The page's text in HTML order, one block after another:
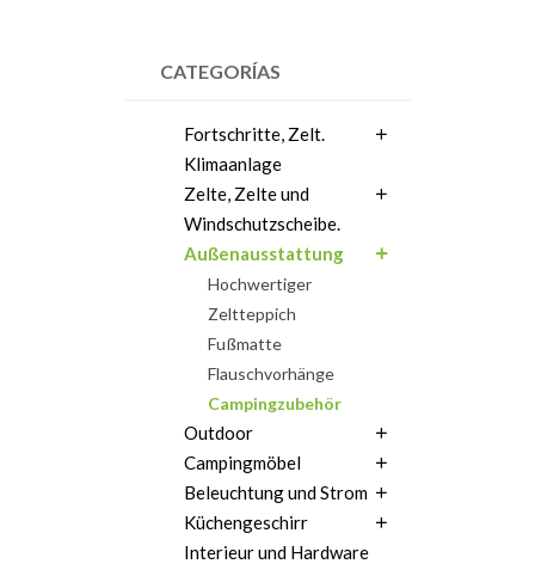
CATEGORÍAS
Fortschritte, Zelt.
Klimaanlage
Zelte, Zelte und
Windschutzscheibe.
Außenausstattung
Hochwertiger
Zeltteppich
Fußmatte
Flauschvorhänge
Campingzubehör
Outdoor
Campingmöbel
Beleuchtung und Strom
Küchengeschirr
Interieur und Hardware